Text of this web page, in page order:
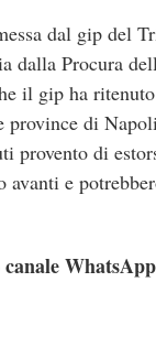
dal gip del
Procura
il gip ha
di
provento di
e